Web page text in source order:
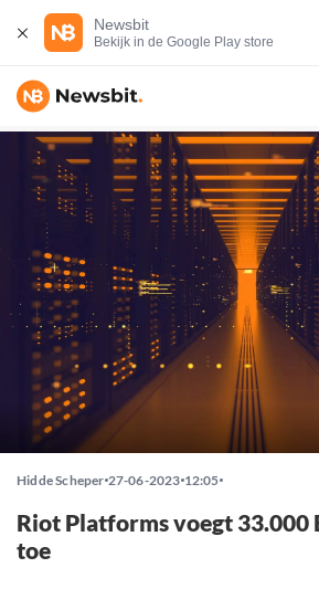
Newsbit
Bekijk in de Google Play store
Hidde Scheper 27-06-2023 12:05
Riot Platforms voegt
toe